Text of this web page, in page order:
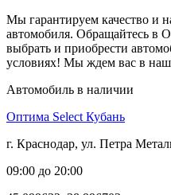
Мы гарантируем качество и
автомобиля. Обращайтесь в
выбрать и приобрести
условиях! Мы ждем вас в
Автомобиль в наличии
Оптима Select Кубань
г. Краснодар, ул. Петра
09:00 до 20:00